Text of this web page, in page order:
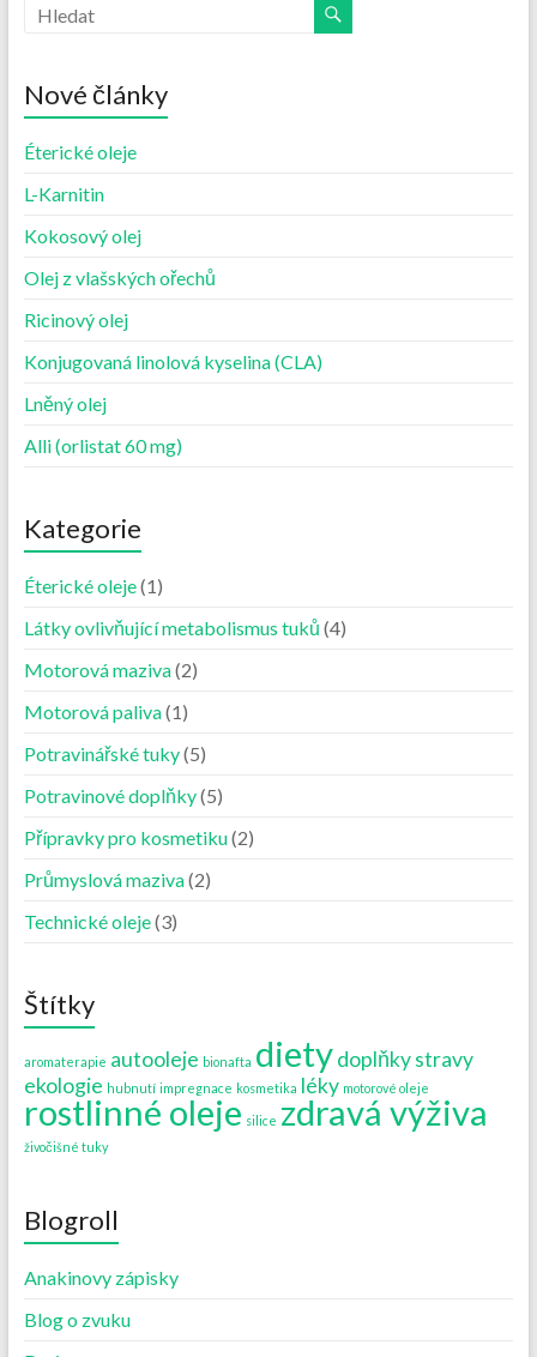
Nové články
Éterické oleje
L-Karnitin
Kokosový olej
Olej z vlašských ořechů
Ricinový olej
Konjugovaná linolová kyselina (CLA)
Lněný olej
Alli (orlistat 60 mg)
Kategorie
Éterické oleje(1)
Látky ovlivňující metabolismus tuků (4)
Motorová maziva(2)
Motorová paliva(1)
Potravinářské tuky(5)
Potravinové doplňky(5)
Přípravky pro kosmetiku(2)
Průmyslová maziva(2)
Technické oleje(3)
Štítky
aromaterapie autooleje bionafta diety doplňky stravy
ekologie hubnutí impregnace kosmetika léky motorové oleje
rostlinné oleje silice zdravá výživa
živočišné tuky
Blogroll
Anakinovy zápisky
Blog o zvuku